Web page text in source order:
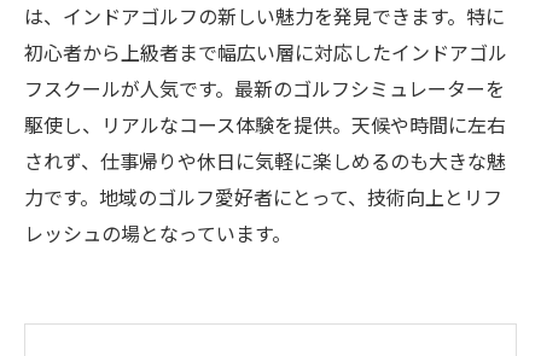
は、インドアゴルフの新しい魅力を発見できます。特に
初心者から上級者まで幅広い層に対応したインドアゴル
フスクールが人気です。最新のゴルフシミュレーターを
駆使し、リアルなコース体験を提供。天候や時間に左右
されず、仕事帰りや休日に気軽に楽しめるのも大きな魅
力です。地域のゴルフ愛好者にとって、技術向上とリフ
レッシュの場となっています。